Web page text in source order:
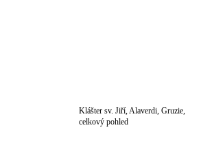
Klášter sv. Jiří, Alaverdi, Gruzie,
celkový pohled